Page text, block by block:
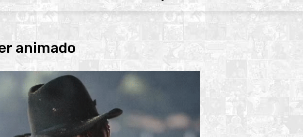
animado